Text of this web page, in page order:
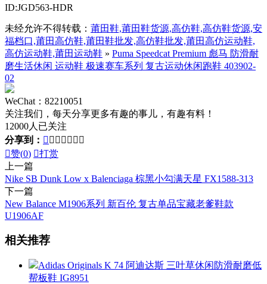
ID:JGD563-HDR
未经允许不得转载： 莆田鞋,莆田鞋货源,高仿鞋,高仿鞋货源,安
福档口,莆田高仿鞋,莆田鞋批发,高仿鞋批发,莆田高仿运动鞋,
高仿运动鞋,莆田运动鞋 » Puma Speedcat Premium 彪马 防滑耐
磨生活休闲 运动鞋 极速赛车系列 复古运动休闲跑鞋 403902-
02
WeChat：82210051
关注我们，每天分享更多有趣的事儿，有趣有料！
12000人已关注
分享到：       
赞(0) 打赏
上一篇
Nike SB Dunk Low x Balenciaga 棕黑小勾满天星 FX1588-313
下一篇
New Balance M1906系列 新百伦 复古单品宝藏老爹鞋款
U1906AF
相关推荐
Adidas Originals K 74 阿迪达斯 三叶草休闲防滑耐磨低
帮板鞋 IG8951